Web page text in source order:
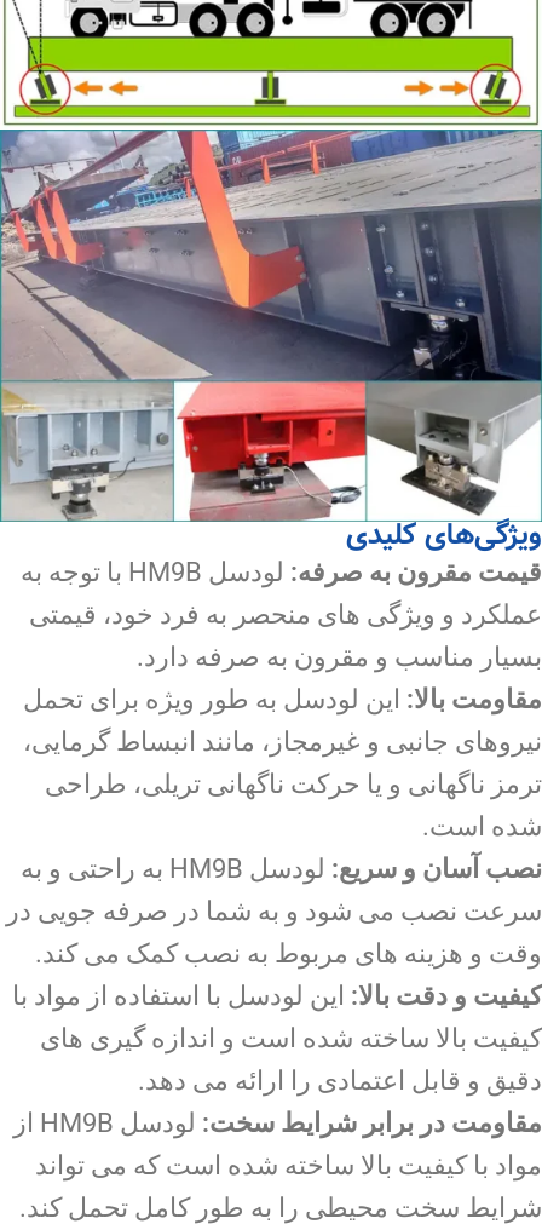
ویژگی‌های کلیدی
قیمت مقرون به صرفه:
لودسل HM9B با توجه به
عملکرد و ویژگی های منحصر به فرد خود، قیمتی
بسیار مناسب و مقرون به صرفه دارد.
مقاومت بالا: این لودسل به طور ویژه برای تحمل
نیروهای جانبی و غیرمجاز، مانند انبساط گرمایی،
ترمز ناگهانی و یا حرکت ناگهانی تریلی، طراحی
شده است.
نصب آسان و سریع:
لودسل HM9B به راحتی و به
سرعت نصب می شود و به شما در صرفه جویی در
وقت و هزینه های مربوط به نصب کمک می کند.
کیفیت و دقت بالا: این لودسل با استفاده از مواد با
کیفیت بالا ساخته شده است و اندازه گیری های
دقیق و قابل اعتمادی را ارائه می دهد.
مقاومت در برابر شرایط سخت:
لودسل HM9B از
مواد با کیفیت بالا ساخته شده است که می تواند
شرایط سخت محیطی را به طور کامل تحمل کند.